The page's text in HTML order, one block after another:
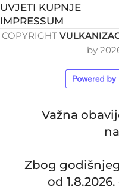
UVJETI KUPNJE
IMPRESSUM
COPYRIGHT
by
Važna
Zbog
od